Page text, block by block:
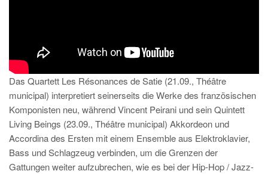
Das Quartett Les Résonances de Satie (21.09., Théâtre
municipal) interpretiert seinerseits die Werke des französischen
Komponisten neu, während Vincent Peirani und sein Quintett
Living Beings (23.09., Théâtre municipal) Akkordeon und
Accordina des Ersten mit einem Ensemble aus Elektroklavier,
Bass und Schlagzeug verbinden, um die Grenzen der
Gattungen weiter aufzubrechen, wie es bei der Hip-Hop / Jazz-